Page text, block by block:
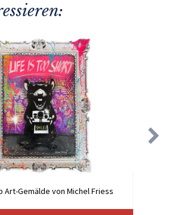
Art-Gemälde von Michel Friess